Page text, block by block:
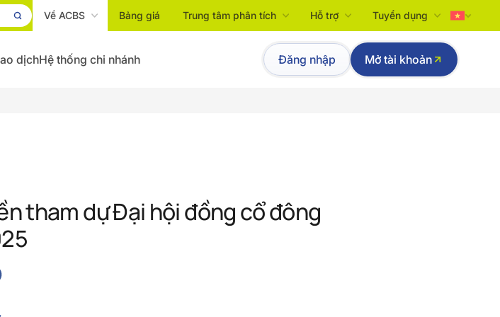
Về ACBS Bảng giá Trung tâm phân tích Hỗ trợ Tuyển dụng
Tiếng Việt
English
dịchHệ thống chi nhánh Đăng nhập Mở tài khoản
tham dự Đại hội đồng cổ đông